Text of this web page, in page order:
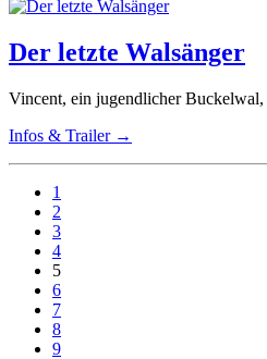
Der letzte Walsänger
Vincent, ein jugendlicher Buckelwal,
Infos & Trailer →
1
2
3
4
5
6
7
8
9